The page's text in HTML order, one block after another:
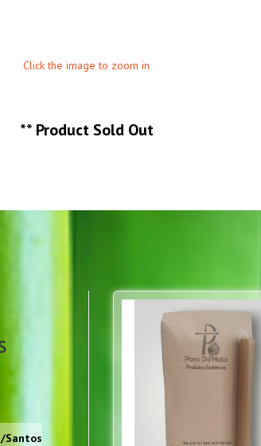
Click the image to zoom in
** Product Sold Out
Santos